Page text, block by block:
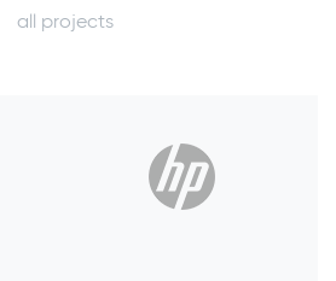
all projects